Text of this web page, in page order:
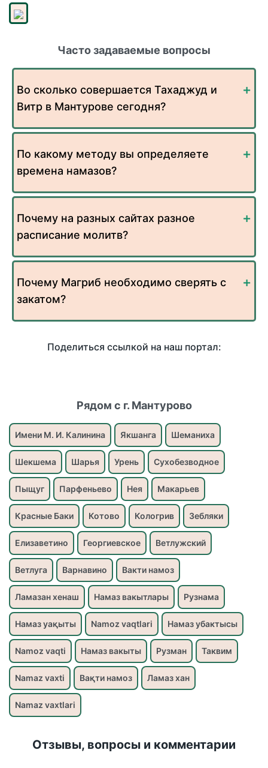
Часто задаваемые вопросы
Во сколько совершается Тахаджуд и
Витр в Мантурове сегодня?
По какому методу вы определяете
времена намазов?
Почему на разных сайтах разное
расписание молитв?
Почему Магриб необходимо сверять с
закатом?
Поделиться ссылкой на наш портал:
Рядом с г. Мантурово
Имени М. И. Калинина Якшанга Шеманиха
Шекшема Шарья Урень Сухобезводное
Пыщуг Парфеньево Нея Макарьев
Красные Баки Котово Кологрив Зебляки
Елизаветино Георгиевское Ветлужский
Ветлуга Варнавино Вакти намоз
Ламазан хенаш Намаз вакытлары Рузнама
Намаз уақыты Namoz vaqtlari Намаз убактысы
Namoz vaqti Намаз вакыты Рузман Таквим
Namaz vaxti Вақти намоз Ламаз хан
Namaz vaxtlari
Отзывы, вопросы и комментарии